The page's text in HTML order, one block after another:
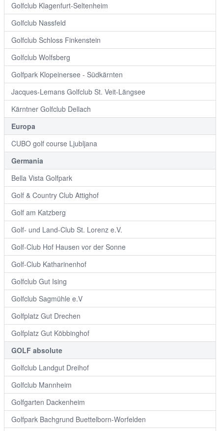
Golfclub Klagenfurt-Seltenheim
Golfclub Nassfeld
Golfclub Schloss Finkenstein
Golfclub Wolfsberg
Golfpark Klopeinersee - Südkärnten
Jacques-Lemans Golfclub St. Veit-Längsee
Kärntner Golfclub Dellach
Europa
CUBO golf course Ljubljana
Germania
Bella Vista Golfpark
Golf & Country Club Attighof
Golf am Katzberg
Golf- und Land-Club St. Lorenz e.V.
Golf-Club Hof Hausen vor der Sonne
Golf-Club Katharinenhof
Golfclub Gut Ising
Golfclub Sagmühle e.V
Golfplatz Gut Drechen
Golfplatz Gut Köbbinghof
GOLF absolute
Golfclub Landgut Dreihof
Golfclub Mannheim
Golfgarten Dackenheim
Golfpark Bachgrund Buettelborn-Worfelden